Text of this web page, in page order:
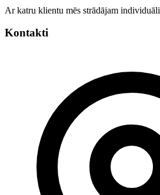
Ar katru klientu mēs strādājam individuāli
Kontakti